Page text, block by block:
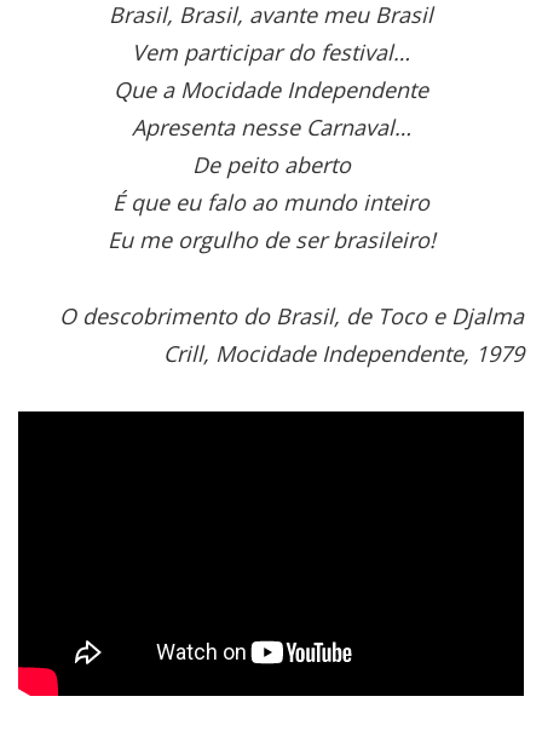
Brasil, Brasil, avante meu Brasil
Vem participar do festival…
Que a Mocidade Independente
Apresenta nesse Carnaval…
De peito aberto
É que eu falo ao mundo inteiro
Eu me orgulho de ser brasileiro!
O descobrimento do Brasil, de Toco e Djalma
Crill, Mocidade Independente, 1979